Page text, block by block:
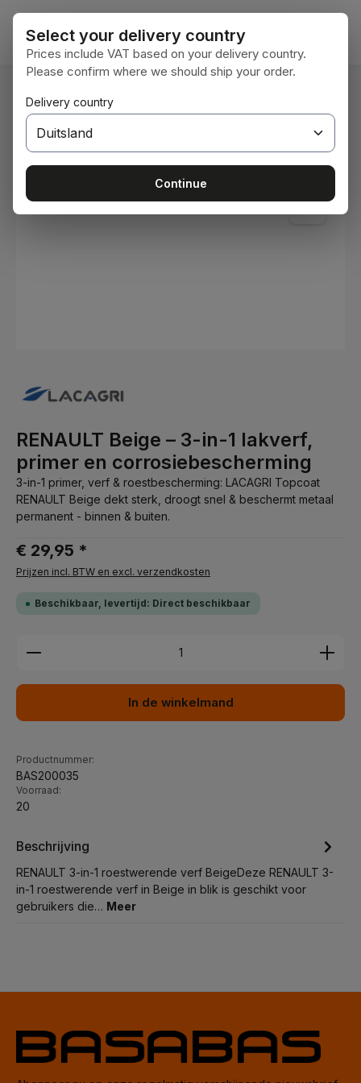
Ga naar de hoofdinhoud
U bent hier: Home
Verven en lakken
Afbeeldingengalerij overslaan
RENAULT Beige – 3-in-1 lakverf,
primer en corrosiebescherming
3-in-1 primer, verf & roestbescherming: LACAGRI Topcoat
RENAULT Beige dekt sterk, droogt snel & beschermt metaal
permanent - binnen & buiten.
€ 29,95 *
Prijzen incl. BTW en excl. verzendkosten
Beschikbaar, levertijd: Direct beschikbaar
Producthoeveelheid: Voer de gewenste
In de winkelmand
Productnummer:
BAS200035
Voorraad:
20
Beschrijving
RENAULT 3-in-1 roestwerende verf BeigeDeze RENAULT 3-
in-1 roestwerende verf in Beige in blik is geschikt voor
gebruikers die… Meer
Select your delivery country
Prices include VAT based on your delivery country.
Please confirm where we should ship your order.
Delivery country
Continue